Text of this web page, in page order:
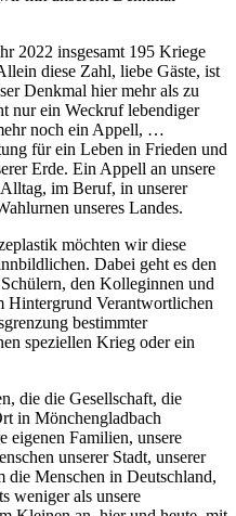
2022 insgesamt 195 Kriege
diese Zahl, liebe Gäste, ist
Denkmal hier mehr als zu
nur ein Weckruf lebendiger
noch ein Appell, …
für ein Leben in Frieden und
Erde. Ein Appell an unsere
im Beruf, in unserer
unseres Landes.
möchten wir diese
Dabei geht es den
den Kolleginnen und
Hintergrund Verantwortlichen
bestimmter
speziellen Krieg oder ein
die die Gesellschaft, die
in Mönchengladbach
eigenen Familien, unsere
unserer Stadt, unserer
die Menschen in Deutschland,
weniger als unsere